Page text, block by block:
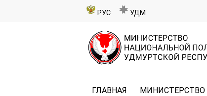
РУС УДМ
ГЛАВНАЯ МИНИСТЕРСТВО